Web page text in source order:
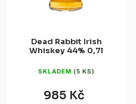
Dead Rabbit Irish
Whiskey 44% 0,7l
SKLADEM (5 KS)
985 Kč